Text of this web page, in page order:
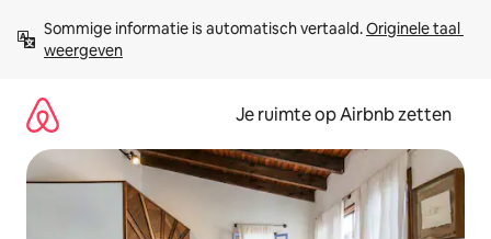
direct
naar
Sommige informatie is automatisch vertaald. Originele taal
weergeven
Je ruimte op Airbnb zetten